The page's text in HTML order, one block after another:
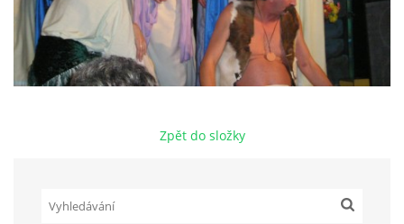
FOTOALBUM
ČLENOVÉ - SOUČASNOST
Zpět do složky